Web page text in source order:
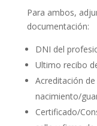
Para ambos,
documentación:
DNI del
Ultimo recibo
Acreditación
nacimiento/
Certificado/